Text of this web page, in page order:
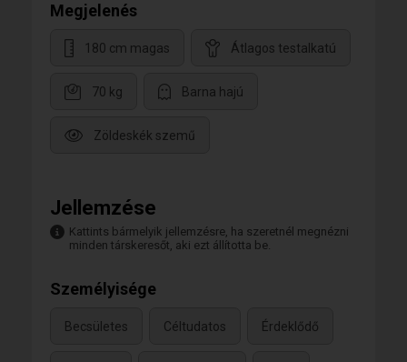
Megjelenés
180 cm magas Átlagos testalkatú
70 kg Barna hajú
Zöldeskék szemű
Jellemzése
Kattints bármelyik jellemzésre, ha szeretnél megnézni
minden társkeresőt, aki ezt állította be.
Személyisége
Becsületes Céltudatos Érdeklődő